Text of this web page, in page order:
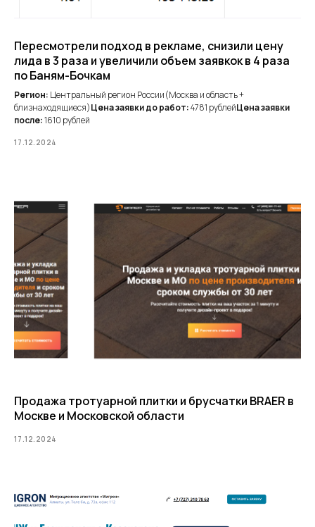
Пересмотрели подход в рекламе, снизили цену
лида в 3 раза и увеличили объем заявкок в 4 раза
по Баням-Бочкам
Регион: Центральный регион России(Москва и область +
близнаходящиеся)Цена заявки до работ:4781 рублейЦена заявки
после:1610 рублей
17.12.2024
Продажа тротуарной плитки и брусчатки BRAER в
Москве и Московской области
17.12.2024